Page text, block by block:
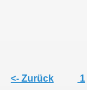
<- Zurück 1